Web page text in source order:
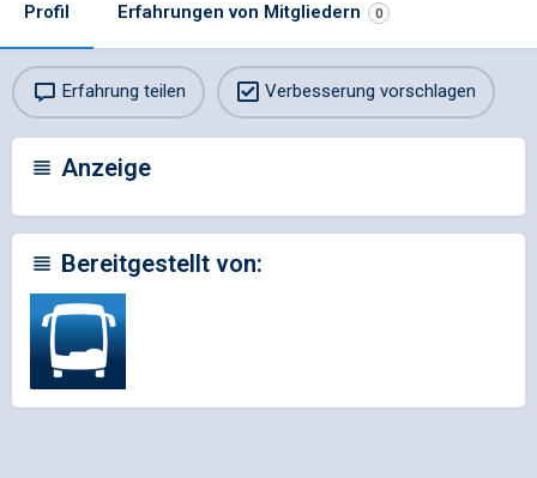
Profil Erfahrungen von Mitgliedern 0
Erfahrung teilen Verbesserung vorschlagen
Anzeige
Bereitgestellt von: